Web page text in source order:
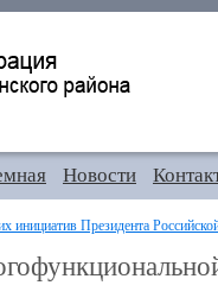
Новости
инициатив Президента